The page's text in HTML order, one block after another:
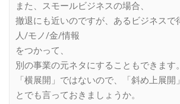
また、スモールビジネスの場合、
撤退にも近いのですが、あるビジネスで
人/モノ/金/情報
をつかって、
別の事業の元ネタにすることもできます。
「横展開」ではないので、「斜め上展開」
とでも言っておきましょうか。